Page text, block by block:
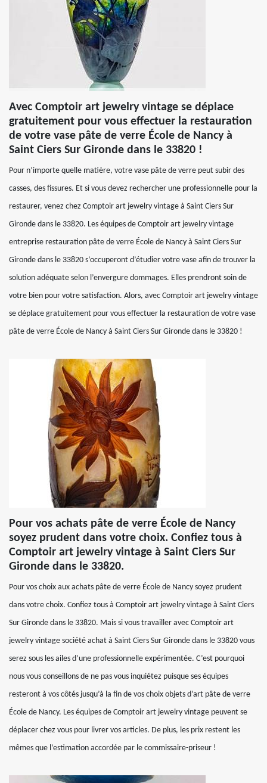
Avec Comptoir art jewelry vintage se déplace
gratuitement pour vous effectuer la restauration
de votre vase pâte de verre École de Nancy à
Saint Ciers Sur Gironde dans le 33820 !
Pour n’importe quelle matière, votre vase pâte de verre peut subir des
casses, des fissures. Et si vous devez rechercher une professionnelle pour la
restaurer, venez chez Comptoir art jewelry vintage à Saint Ciers Sur
Gironde dans le 33820. Les équipes de Comptoir art jewelry vintage
entreprise restauration pâte de verre École de Nancy à Saint Ciers Sur
Gironde dans le 33820 s’occuperont d’étudier votre vase afin de trouver la
solution adéquate selon l’envergure dommages. Elles prendront soin de
votre bien pour votre satisfaction. Alors, avec Comptoir art jewelry vintage
se déplace gratuitement pour vous effectuer la restauration de votre vase
pâte de verre École de Nancy à Saint Ciers Sur Gironde dans le 33820 !
Pour vos achats pâte de verre École de Nancy
soyez prudent dans votre choix. Confiez tous à
Comptoir art jewelry vintage à Saint Ciers Sur
Gironde dans le 33820.
Pour vos choix aux achats pâte de verre École de Nancy soyez prudent
dans votre choix. Confiez tous à Comptoir art jewelry vintage à Saint Ciers
Sur Gironde dans le 33820. Mais si vous travailler avec Comptoir art
jewelry vintage société achat à Saint Ciers Sur Gironde dans le 33820 vous
serez sous les ailes d’une professionnelle expérimentée. C’est pourquoi
nous vous conseillons de ne pas vous inquiétez puisque ses équipes
resteront à vos côtés jusqu’à la fin de vos choix objets d’art pâte de verre
École de Nancy. Les équipes de Comptoir art jewelry vintage peuvent se
déplacer chez vous pour livrer vos articles. De plus, les prix restent les
mêmes que l’estimation accordée par le commissaire-priseur !